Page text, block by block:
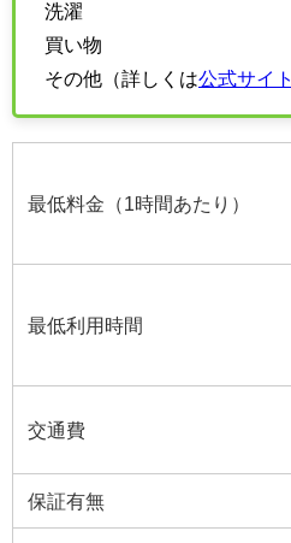
洗濯
買い物
その他（詳しくは公式サイト
最低料金（1時間あたり）
最低利用時間
交通費
保証有無